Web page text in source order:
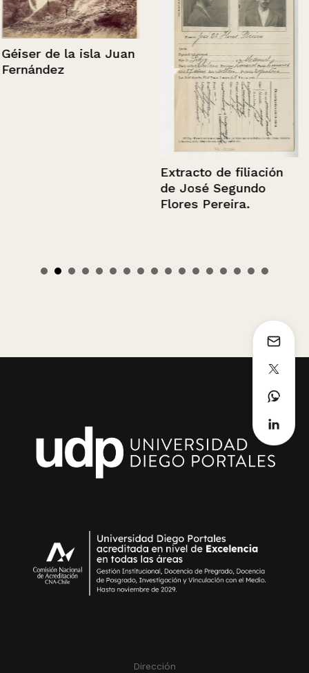
Géiser de la isla Juan
Fernández
Extracto de filiación
de José Segundo
Flores Pereira.
Dirección